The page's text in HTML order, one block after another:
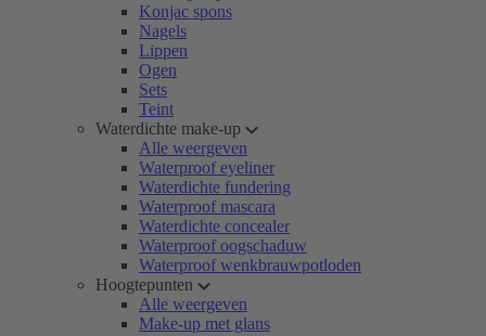
Konjac spons
Nagels
Lippen
Ogen
Sets
Teint
Waterdichte make-up
Alle weergeven
Waterproof eyeliner
Waterdichte fundering
Waterproof mascara
Waterdichte concealer
Waterproof oogschaduw
Waterproof wenkbrauwpotloden
Hoogtepunten
Alle weergeven
Make-up met glans